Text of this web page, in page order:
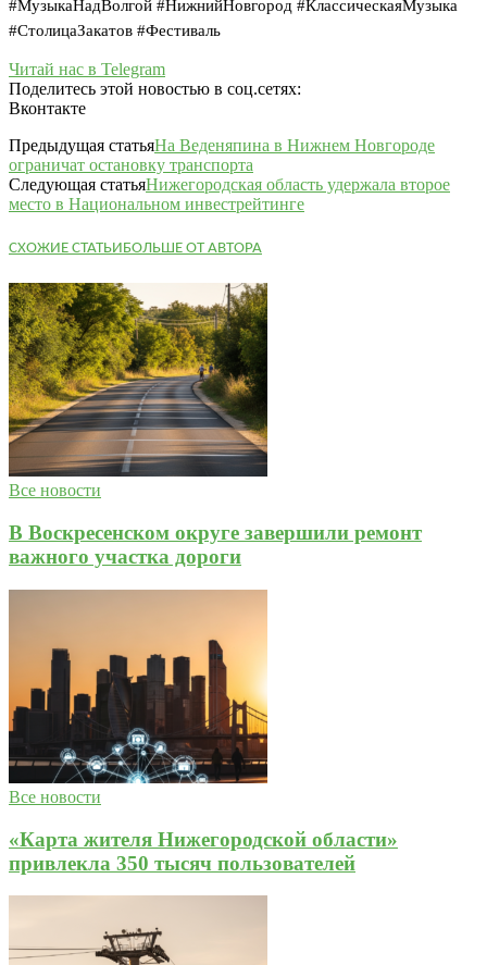
#МузыкаНадВолгой #НижнийНовгород #КлассическаяМузыка
#СтолицаЗакатов #Фестиваль
Читай нас в Telegram
Поделитесь этой новостью в соц.сетях:
Вконтакте
Предыдущая статьяНа Веденяпина в Нижнем Новгороде
ограничат остановку транспорта
Следующая статьяНижегородская область удержала второе
место в Национальном инвестрейтинге
СХОЖИЕ СТАТЬИБОЛЬШЕ ОТ АВТОРА
Все новости
В Воскресенском округе завершили ремонт
важного участка дороги
Все новости
«Карта жителя Нижегородской области»
привлекла 350 тысяч пользователей